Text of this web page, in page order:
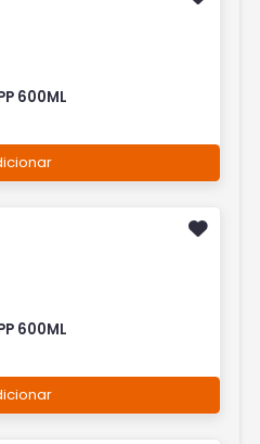
600ML
600ML